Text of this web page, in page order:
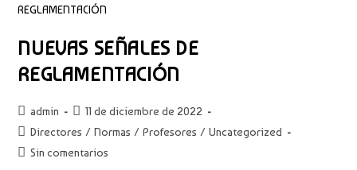
NUEVAS SEÑALES DE
REGLAMENTACIÓN
Autor
de
entrada:
admin
Publicación
entrada:
11 de diciembre de 2022
Categoría
de
Directores / Normas / Profesores / Uncategorized
Comentarios
Sin comentarios